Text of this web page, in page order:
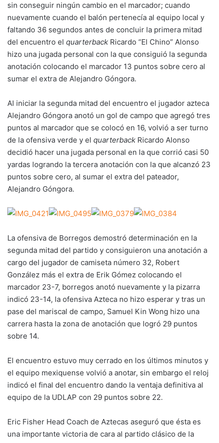
sin conseguir ningún cambio en el marcador; cuando
nuevamente cuando el balón pertenecía al equipo local y
faltando 36 segundos antes de concluir la primera mitad
del encuentro el quarterback Ricardo “El Chino” Alonso
hizo una jugada personal con la que consiguió la segunda
anotación colocando el marcador 13 puntos sobre cero al
sumar el extra de Alejandro Góngora.
Al iniciar la segunda mitad del encuentro el jugador azteca
Alejandro Góngora anotó un gol de campo que agregó tres
puntos al marcador que se colocó en 16, volvió a ser turno
de la ofensiva verde y el quarterback Ricardo Alonso
decidió hacer una jugada personal en la que corrió casi 50
yardas logrando la tercera anotación con la que alcanzó 23
puntos sobre cero, al sumar el extra del pateador,
Alejandro Góngora.
La ofensiva de Borregos demostró determinación en la
segunda mitad del partido y consiguieron una anotación a
cargo del jugador de camiseta número 32, Robert
González más el extra de Erik Gómez colocando el
marcador 23-7, borregos anotó nuevamente y la pizarra
indicó 23-14, la ofensiva Azteca no hizo esperar y tras un
pase del mariscal de campo, Samuel Kin Wong hizo una
carrera hasta la zona de anotación que logró 29 puntos
sobre 14.
El encuentro estuvo muy cerrado en los últimos minutos y
el equipo mexiquense volvió a anotar, sin embargo el reloj
indicó el final del encuentro dando la ventaja definitiva al
equipo de la UDLAP con 29 puntos sobre 22.
Eric Fisher Head Coach de Aztecas aseguró que ésta es
una importante victoria de cara al partido clásico de la